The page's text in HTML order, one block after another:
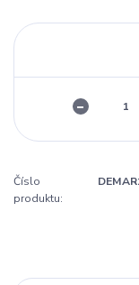
Číslo
produktu: